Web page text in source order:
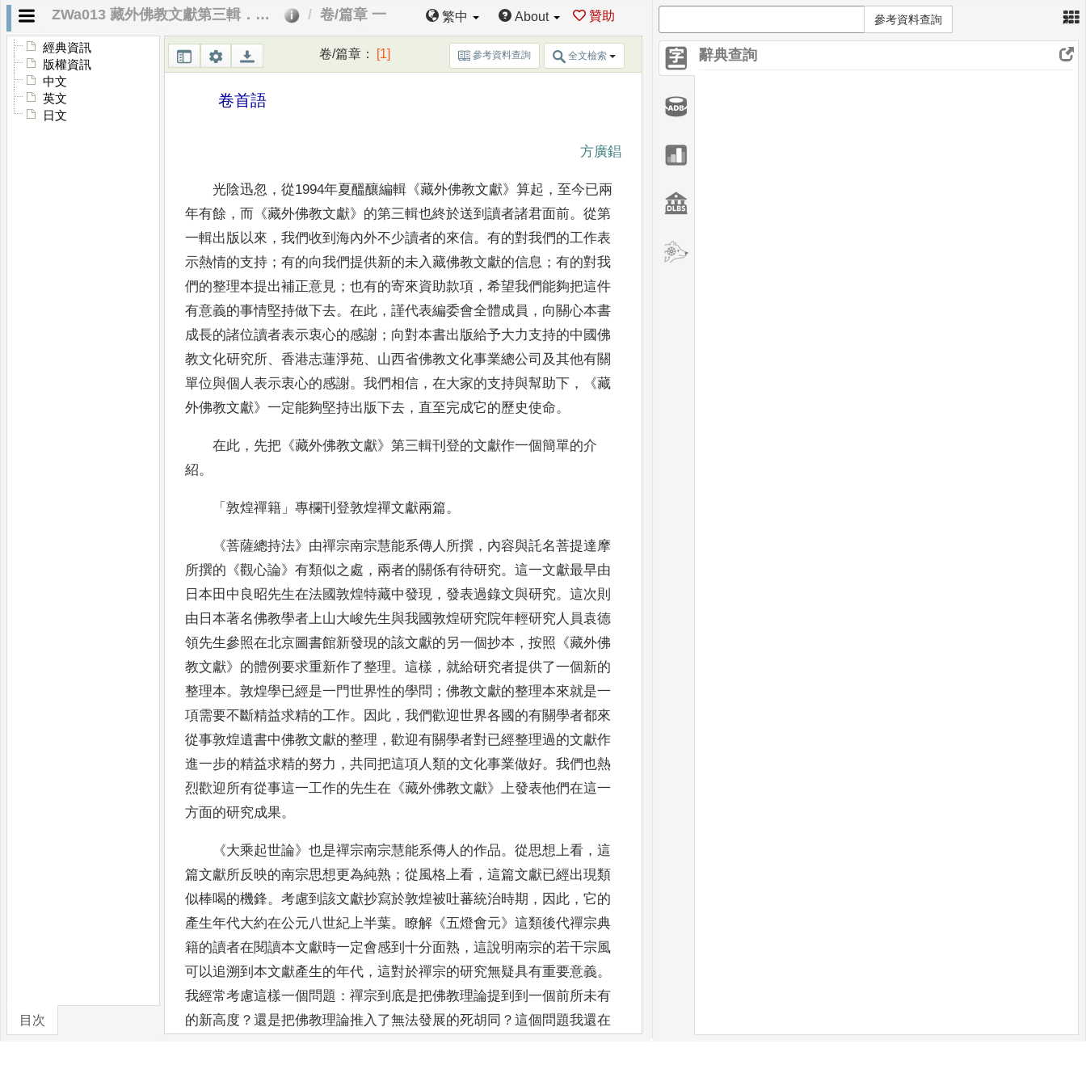
ZWa013 藏外佛教文獻第三輯．卷首語 卷/篇章 一 繁中 About 贊助
經典資訊
版權資訊
中文
英文
日文
目次
卷/篇章 ： [1] 參考資料查詢 全文檢索
卷首語
方廣錩
光陰迅忽 ， 從1994年夏醞釀編輯 《藏外佛教文獻》 算起 ， 至今已兩
年有餘 ， 而 《藏外佛教文獻》 的第三輯也終於送到讀者諸君面前。 從第
一輯出版以來 ， 我們收到海內外不少讀者的來信。 有的對我們的工作表
示熱情的支持 ； 有的向我們提供新的未入藏佛教文獻的信息 ； 有的對我
們的整理本提出補正意見 ； 也有的寄來資助款項 ， 希望我們能夠把這件
有意義的事情堅持做下去。 在此 ， 謹代表編委會全體成員 ， 向關心本書
成長的諸位讀者表示衷心的感謝 ； 向對本書出版給予大力支持的中國佛
教文化研究所、 香港志蓮淨苑、 山西省佛教文化事業總公司及其他有關
單位與個人表示衷心的感謝。 我們相信 ， 在大家的支持與幫助下 ，《藏
外佛教文獻》 一定能夠堅持出版下去 ， 直至完成它的歷史使命。
在此 ， 先把 《藏外佛教文獻》 第三輯刊登的文獻作一個簡單的介
紹。
「 敦煌禪籍 」 專欄刊登敦煌禪文獻兩篇。
《菩薩總持法》 由禪宗南宗慧能系傳人所撰 ， 內容與託名菩提達摩
所撰的 《觀心論》 有類似之處 ， 兩者的關係有待研究。 這一文獻最早由
日本田中良昭先生在法國敦煌特藏中發現 ， 發表過錄文與研究。 這次則
由日本著名佛教學者上山大峻先生與我國敦煌研究院年輕研究人員袁德
領先生參照在北京圖書館新發現的該文獻的另一個抄本 ， 按照 《藏外佛
教文獻》 的體例要求重新作了整理。 這樣 ， 就給研究者提供了一個新的
整理本。 敦煌學已經是一門世界性的學問 ； 佛教文獻的整理本來就是一
項需要不斷精益求精的工作。 因此 ， 我們歡迎世界各國的有關學者都來
從事敦煌遺書中佛教文獻的整理 ， 歡迎有關學者對已經整理過的文獻作
進一步的精益求精的努力 ， 共同把這項人類的文化事業做好。 我們也熱
烈歡迎所有從事這一工作的先生在 《藏外佛教文獻》 上發表他們在這一
方面的研究成果。
《大乘起世論》 也是禪宗南宗慧能系傳人的作品。 從思想上看 ， 這
篇文獻所反映的南宗思想更為純熟 ； 從風格上看 ， 這篇文獻已經出現類
似棒喝的機鋒。 考慮到該文獻抄寫於敦煌被吐蕃統治時期 ， 因此 ， 它的
產生年代大約在公元八世紀上半葉。 瞭解 《五燈會元》 這類後代禪宗典
籍的讀者在閱讀本文獻時一定會感到十分面熟 ， 這說明南宗的若干宗風
可以追溯到本文獻產生的年代 ， 這對於禪宗的研究無疑具有重要意義。
我經常考慮這樣一個問題 ： 禪宗到底是把佛教理論提到到一個前所未有
的新高度 ？ 還是把佛教理論推入了無法發展的死胡同 ？ 這個問題我還在
×
參考資料查詢
辭典查詢